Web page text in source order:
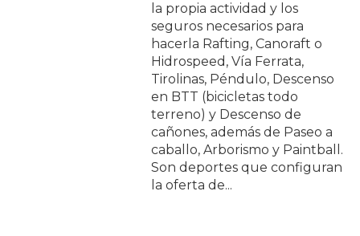
la propia actividad y los
seguros necesarios para
hacerla Rafting, Canoraft o
Hidrospeed, Vía Ferrata,
Tirolinas, Péndulo, Descenso
en BTT (bicicletas todo
terreno) y Descenso de
cañones, además de Paseo a
caballo, Arborismo y Paintball.
Son deportes que configuran
la oferta de...